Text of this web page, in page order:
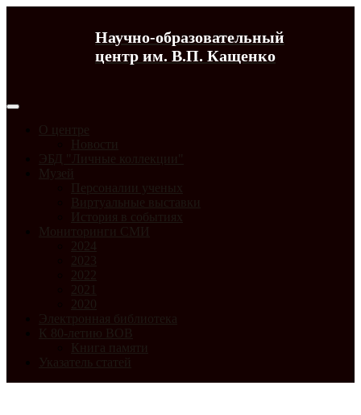
Научно-образовательный
центр им. В.П. Кащенко
О центре
Новости
ЭБД "Личные коллекции"
Музей
Персоналии ученых
Виртуальные выставки
История в событиях
Мониторинги СМИ
2024
2023
2022
2021
2020
Электронная библиотека
К 80-летию ВОВ
Книга памяти
Указатель статей